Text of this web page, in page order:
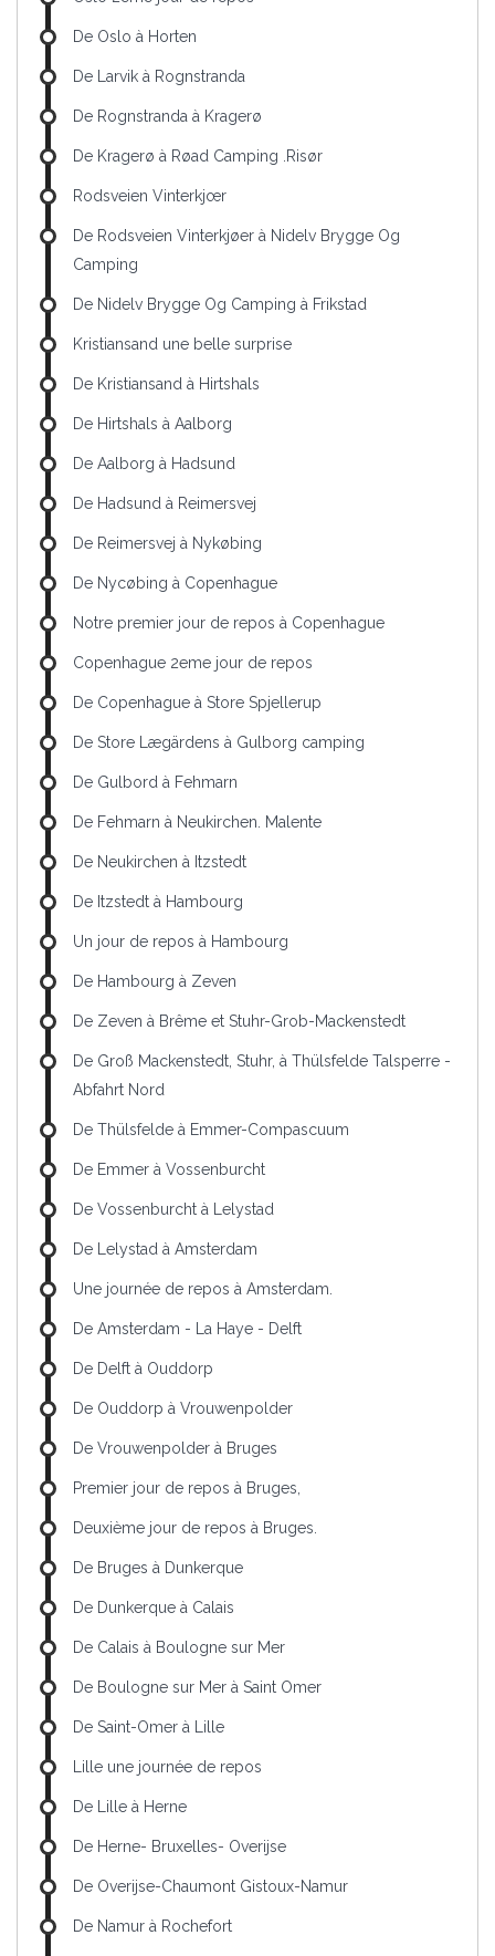
De Oslo à Horten
De Larvik à Rognstranda
De Rognstranda à Kragerø
De Kragerø à Røad Camping .Risør
Rodsveien Vinterkjœr
De Rodsveien Vinterkjøer à Nidelv Brygge Og
Camping
De Nidelv Brygge Og Camping à Frikstad
Kristiansand une belle surprise
De Kristiansand à Hirtshals
De Hirtshals à Aalborg
De Aalborg à Hadsund
De Hadsund à Reimersvej
De Reimersvej à Nykøbing
De Nycøbing à Copenhague
Notre premier jour de repos à Copenhague
Copenhague 2eme jour de repos
De Copenhague à Store Spjellerup
De Store Lægärdens à Gulborg camping
De Gulbord à Fehmarn
De Fehmarn à Neukirchen. Malente
De Neukirchen à Itzstedt
De Itzstedt à Hambourg
Un jour de repos à Hambourg
De Hambourg à Zeven
De Zeven à Brême et Stuhr-Grob-Mackenstedt
De Groß Mackenstedt, Stuhr, à Thülsfelde Talsperre -
Abfahrt Nord
De Thülsfelde à Emmer-Compascuum
De Emmer à Vossenburcht
De Vossenburcht à Lelystad
De Lelystad à Amsterdam
Une journée de repos à Amsterdam.
De Amsterdam - La Haye - Delft
De Delft à Ouddorp
De Ouddorp à Vrouwenpolder
De Vrouwenpolder à Bruges
Premier jour de repos à Bruges,
Deuxième jour de repos à Bruges.
De Bruges à Dunkerque
De Dunkerque à Calais
De Calais à Boulogne sur Mer
De Boulogne sur Mer à Saint Omer
De Saint-Omer à Lille
Lille une journée de repos
De Lille à Herne
De Herne- Bruxelles- Overijse
De Overijse-Chaumont Gistoux-Namur
De Namur à Rochefort